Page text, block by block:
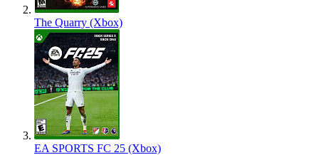
The Quarry (Xbox)
EA SPORTS FC 25 (Xbox)